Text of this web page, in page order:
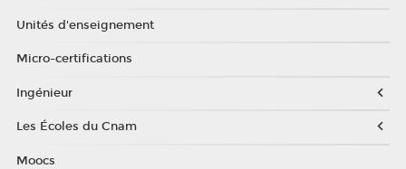
Unités d'enseignement
Micro-certifications
Ingénieur
Les Écoles du Cnam
Moocs